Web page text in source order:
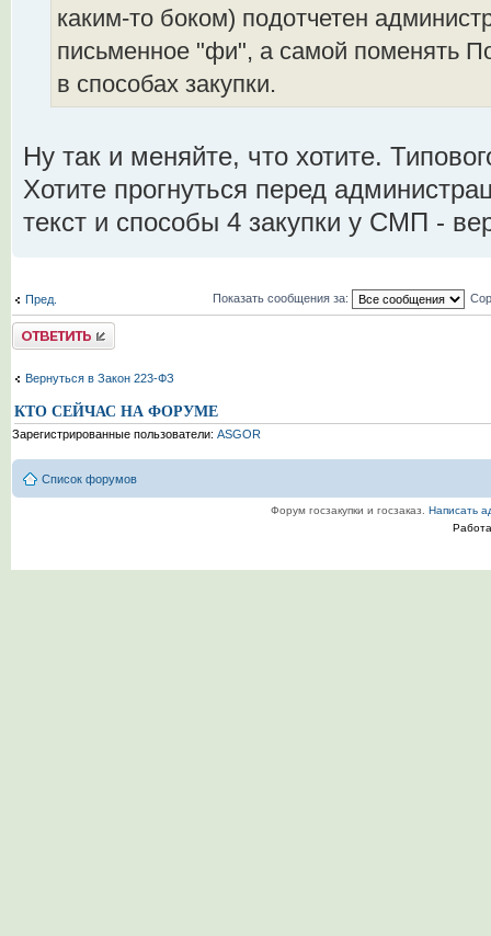
каким-то боком) подотчетен
письменное "фи", а самой поменять
в способах закупки.
Ну так и меняйте, что хотите.
Хотите прогнуться перед
текст и способы 4 закупки у СМП -
Пред. Показать сообщения за:
Комментировать
Вернуться в Закон 223-ФЗ
КТО СЕЙЧАС НА ФОРУМЕ
Зарегистрированные пользователи: ASGOR
Список форумов
Форум госзакупки и госзаказ.Написать